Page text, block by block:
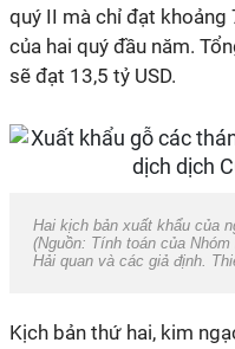
quý II mà chỉ đạt khoảng
của hai quý đầu năm.
sẽ đạt 13,5 tỷ USD.
Hai kịch bản xuất khẩu của
(Nguồn: Tính toán của
Hải quan và các giả định.
Kịch bản thứ hai, kim